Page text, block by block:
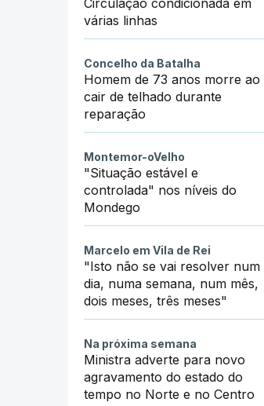
várias linhas
Concelho da Batalha
Homem de 73 anos morre ao
cair de telhado durante
reparação
Montemor-oVelho
"Situação estável e
controlada" nos níveis do
Mondego
Marcelo em Vila de Rei
"Isto não se vai resolver num
dia, numa semana, num mês,
dois meses, três meses"
Na próxima semana
Ministra adverte para novo
agravamento do estado do
tempo no Norte e no Centro